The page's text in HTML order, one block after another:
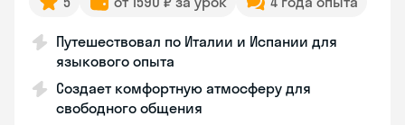
Путешествовал по Италии и Испании для
языкового опыта
Создает комфортную атмосферу для
свободного общения